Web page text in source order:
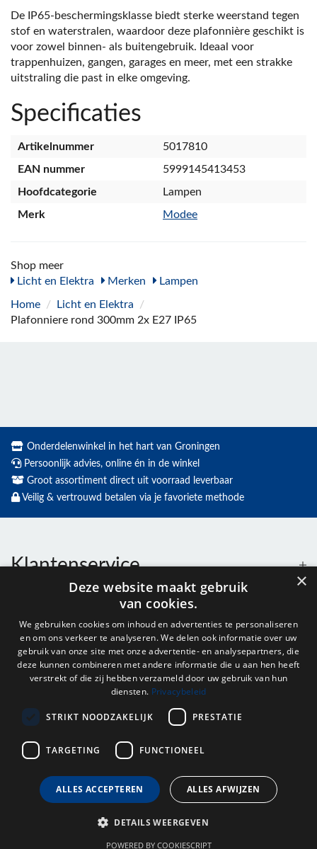
De IP65-beschermingsklasse biedt sterke weerstand tegen
stof en waterstralen, waardoor deze plafonnière geschikt is
voor zowel binnen- als buitengebruik. Ideaal voor
trappenhuizen, gangen, garages en meer, met een strakke
uitstraling die past in elke omgeving.
Specificaties
Artikelnummer
5017810
EAN nummer
5999145413453
Hoofdcategorie
Lampen
Merk
Modee
Shop meer
Licht en Elektra
Merken Lampen
Home / Licht en Elektra
/
Plafonniere rond 300mm 2x E27 IP65
Onderdelenwinkel in het hart van Groningen
Persoonlijk advies, online én in de winkel
Groot assortiment direct uit voorraad leverbaar
Veilig & vertrouwd betalen via je favoriete methode
Klantenservice
Openingstijden
Nieuwsbrief
×
Deze website maakt gebruik
van cookies.
We gebruiken cookies om inhoud en advertenties te personaliseren
en om ons verkeer te analyseren. We delen ook informatie over uw
gebruik van onze site met onze advertentie- en analysepartners, die
deze kunnen combineren met andere informatie die u aan hen heeft
verstrekt of die zij hebben verzameld door uw gebruik van hun
diensten. Privacybeleid
STRIKT NOODZAKELIJK PRESTATIE
TARGETING FUNCTIONEEL
ALLES ACCEPTEREN ALLES AFWIJZEN
DETAILS WEERGEVEN
POWERED BY COOKIESCRIPT